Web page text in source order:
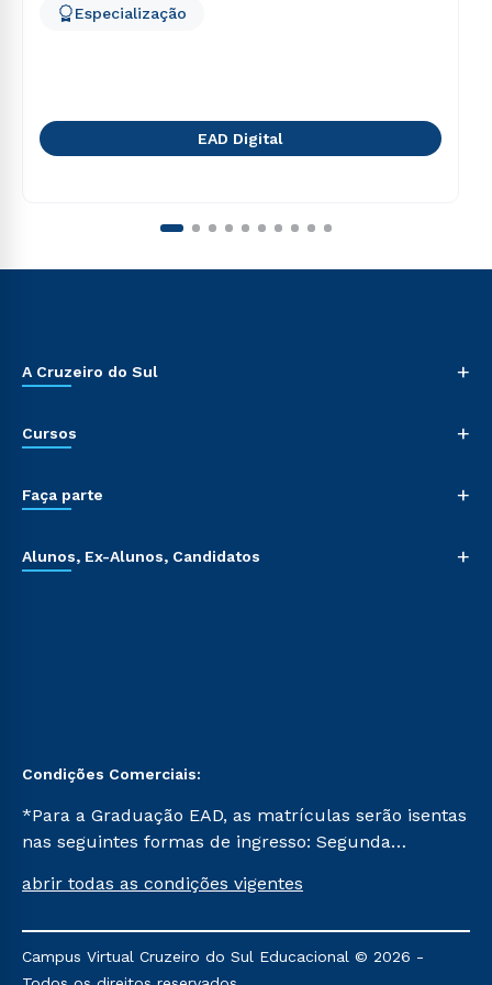
Especialização
EAD Digital
A Cruzeiro do Sul +
Cursos +
Faça parte +
Alunos, Ex-Alunos, Candidatos +
Condições Comerciais:
*Para a Graduação EAD, as matrículas serão isentas
nas seguintes formas de ingresso: Segunda
Já para as demais, a taxa de matrícula será de R$
mencionadas são referentes aos cursos: Ensino
Religioso, Geografia para a Docência e Metodologia
abrir todas as condições vigentes
Campus Virtual Cruzeiro do Sul Educacional © 2026 -